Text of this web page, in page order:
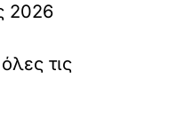
2026
τις